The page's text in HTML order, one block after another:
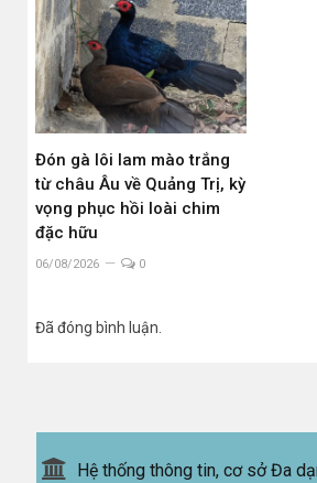
Đón gà lôi lam mào trắng
từ châu Âu về Quảng Trị, kỳ
vọng phục hồi loài chim
đặc hữu
06/08/2026 0
Đã đóng bình luận.
Hệ thống thông tin, cơ sở Đa